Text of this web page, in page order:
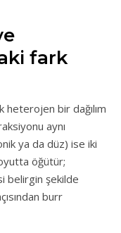
fark
heterojen bir dağılım
aynı
ya da düz) ise iki
öğütür;
belirgin şekilde
burr